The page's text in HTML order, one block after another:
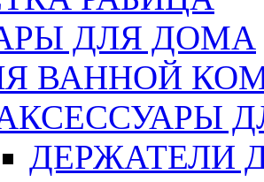
ДЛЯ ДОМА
ВАННОЙ
ДЕРЖАТЕЛИ